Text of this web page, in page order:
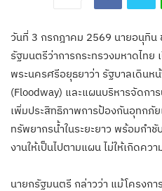
วันที่ 3 กรกฎาคม 2569 นายอนุทิน
รัฐมนตรีว่าการกระทรวงมหาดไทย
พระนครศรีอยุธยาว่า รัฐบาลเดินห
(Floodway) และแผนบริหารจัดกา
เพิ่มประสิทธิภาพการป้องกันอุทกภั
ทรัพยากรน้ำในระยะยาว พร้อมกำ
งานให้เป็นไปตามแผน ไม่ให้เกิดคว
นายกรัฐมนตรี กล่าวว่า แม้โครงกา